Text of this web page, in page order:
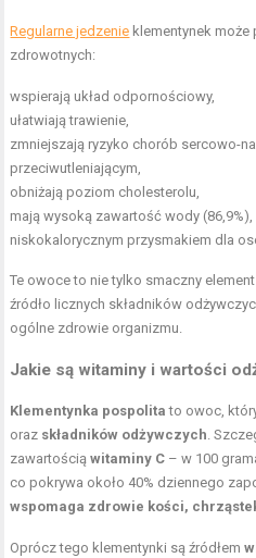
Regularne jedzenie klementynek
zdrowotnych:
wspierają układ odpornościowy,
ułatwiają trawienie,
zmniejszają ryzyko chorób sercowo-
przeciwutleniającym,
obniżają poziom cholesterolu,
mają wysoką zawartość wody
niskokalorycznym przysmakiem dla
Te owoce to nie tylko smaczny
źródło licznych składników
ogólne zdrowie organizmu.
Jakie są witaminy i wartości
Klementynka pospolita to owoc,
oraz składników odżywczych.
zawartościąwitaminy C – w 100
co pokrywa około 40% dziennego
wspomaga zdrowie kości,
Oprócz tego klementynki są źródłem